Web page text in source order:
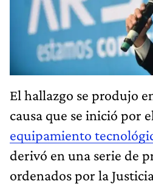
El hallazgo se produjo
causa que se inició por
equipamiento
derivó en una serie de
ordenados por la